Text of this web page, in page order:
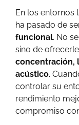
En los entornos
ha pasado de
funcional. No
sino de
concentración,
acústico.
controlar su
rendimiento
compromiso